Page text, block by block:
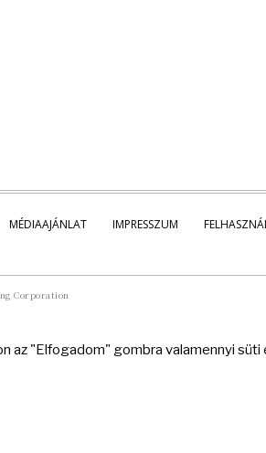
MÉDIAAJÁNLAT IMPRESSZUM
Corporation
az "Elfogadom" gombra valamennyi